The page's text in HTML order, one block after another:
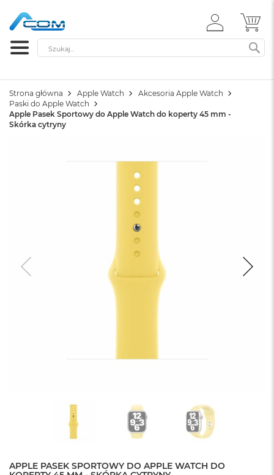
ZALOGUJ
SIĘ
Szukaj
Strona główna Apple Watch
Akcesoria Apple Watch
Paski do Apple Watch
Apple Pasek Sportowy do Apple Watch do koperty 45 mm -
Skórka cytryny
APPLE PASEK SPORTOWY DO APPLE WATCH DO